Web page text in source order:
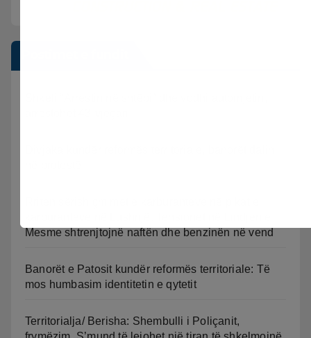
Mesme shtrenjtojnë naftën dhe benzinën në vend
Banorët e Patosit kundër reformës territoriale: Të
mos humbasim identitetin e qytetit
Territorialja/ Berisha: Shembulli i Poliçanit,